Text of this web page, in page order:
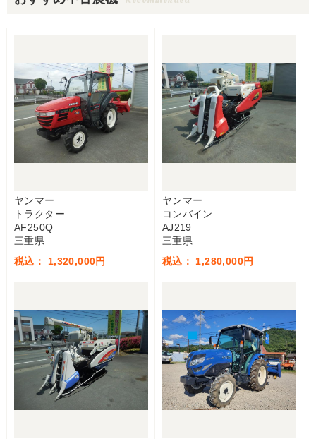
ヤンマー
トラクター
AF250Q
三重県
税込： 1,320,000円
ヤンマー
コンバイン
AJ219
三重県
税込： 1,280,000円